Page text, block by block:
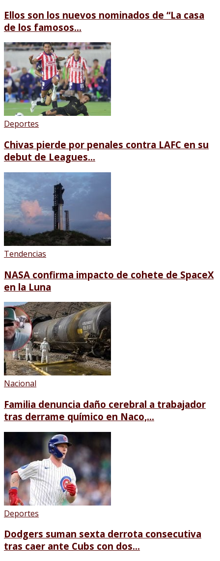
Ellos son los nuevos nominados de “La casa
de los famosos...
Deportes
Chivas pierde por penales contra LAFC en su
debut de Leagues...
Tendencias
NASA confirma impacto de cohete de SpaceX
en la Luna
Nacional
Familia denuncia daño cerebral a trabajador
tras derrame químico en Naco,...
Deportes
Dodgers suman sexta derrota consecutiva
tras caer ante Cubs con dos...